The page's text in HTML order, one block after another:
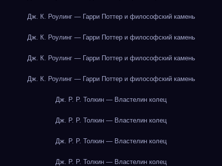
Дж. К. Роулинг — Гарри Поттер и философский камень
Дж. К. Роулинг — Гарри Поттер и философский камень
Дж. К. Роулинг — Гарри Поттер и философский камень
Дж. К. Роулинг — Гарри Поттер и философский камень
Дж. Р. Р. Толкин — Властелин колец
Дж. Р. Р. Толкин — Властелин колец
Дж. Р. Р. Толкин — Властелин колец
Дж. Р. Р. Толкин — Властелин колец